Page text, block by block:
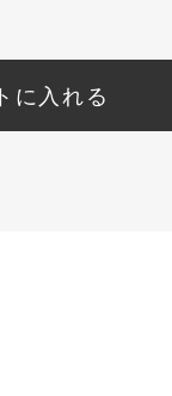
に入れる